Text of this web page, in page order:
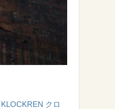
KLOCKREN クロ